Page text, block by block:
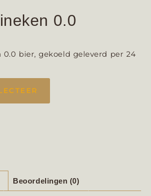
0.0
0.0 bier, gekoeld geleverd per 24
Beoordelingen (0)